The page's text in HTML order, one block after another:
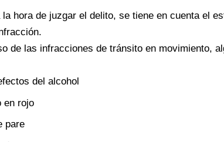
la hora de juzgar el delito, se tiene en cuenta el
de las infracciones de tránsito en movimiento,
del alcohol
en rojo
pare